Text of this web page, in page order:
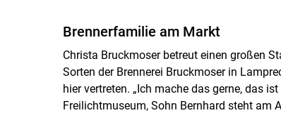
Brennerfamilie am Markt
Christa Bruckmoser betreut einen großen
Sorten der Brennerei Bruckmoser in
hier vertreten. „Ich mache das gerne, das
Freilichtmuseum, Sohn Bernhard steht am